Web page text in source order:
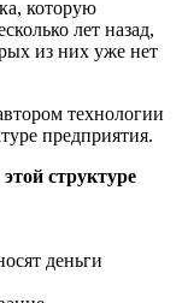
которую
лет назад,
из них уже нет
технологии
предприятия.
структуре
деньги